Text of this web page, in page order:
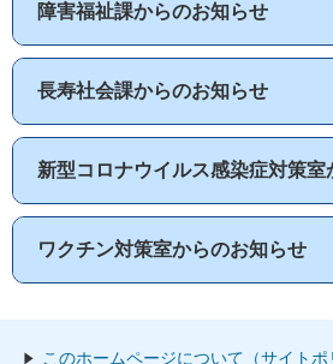
障害福祉課からのお知らせ
長寿社会課からのお知らせ
新型コロナウイルス感染症対策室
ワクチン対策室からのお知らせ
このホームページについて（サイトポ